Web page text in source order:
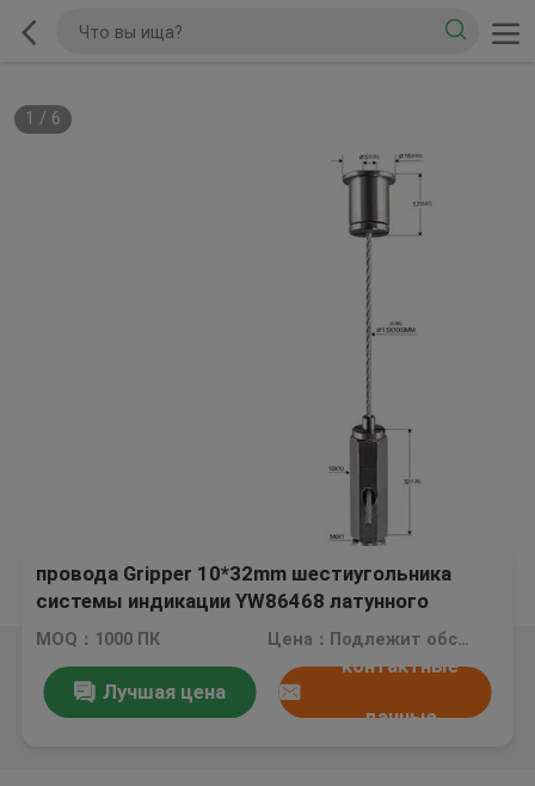
1 / 6
провода Gripper 10*32mm шестиугольника
системы индикации YW86468 латунного
материального вися
MOQ：1000 ПК Цена：Подлежит обсуждению
Лучшая цена
контактные
данные